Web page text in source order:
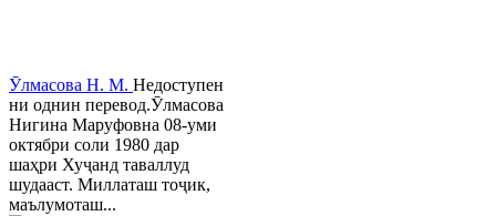
Ӯлмасова Н. М. Недоступен
ни однин перевод.Ӯлмасова
Нигина Маруфовна 08-уми
октябри соли 1980 дар
шаҳри Хуҷанд таваллуд
шудааст. Миллаташ тоҷик,
маълумоташ...